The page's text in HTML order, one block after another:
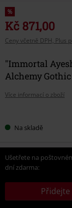
%
Kč 871,00
Ceny včetně DPH, Plus
"Immortal
Alchemy Gothic
Více informací o zboží
si Na skladě
Ušetřete na
dní zdarma:
Přidejte